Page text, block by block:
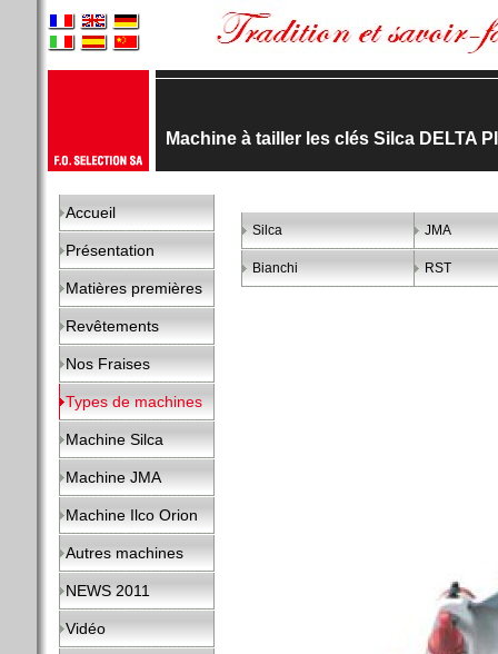
Machine à tailler les clés Silca DELTA
Accueil
Présentation
Matières premières
Revêtements
Nos Fraises
Types de machines
Machine Silca
Machine JMA
Machine Ilco Orion
Autres machines
NEWS 2011
Vidéo
Silca JMA
Bianchi RST